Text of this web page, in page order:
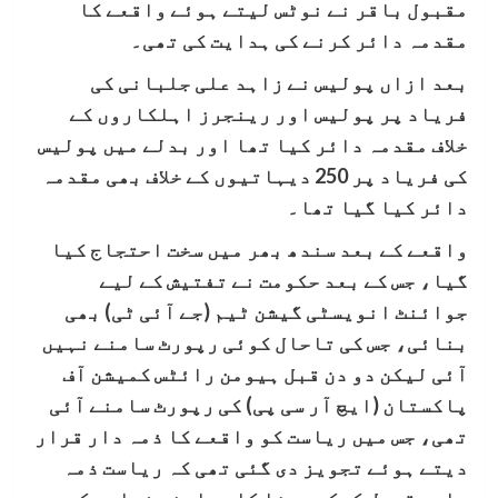
مقبول باقر نے نوٹس لیتے ہوئے واقعے کا
مقدمہ دائر کرنے کی ہدایت کی تھی۔
بعد ازاں پولیس نے زاہد علی جلبانی کی
فریاد پر پولیس اور رینجرز اہلکاروں کے
خلاف مقدمہ دائر کیا تھا اور بدلے میں پولیس
کی فریاد پر 250 دیہاتیوں کے خلاف بھی مقدمہ
دائر کیا گیا تھا۔
واقعے کے بعد سندھ بھر میں سخت احتجاج کیا
گیا، جس کے بعد حکومت نے تفتیش کے لیے
جوائنٹ انویسٹی گیشن ٹیم (جے آئی ٹی) بھی
بنائی، جس کی تاحال کوئی رپورٹ سامنے نہیں
آئی لیکن دو دن قبل ہیومن رائٹس کمیشن آف
پاکستان (ایچ آر سی پی) کی رپورٹ سامنے آئی
تھی، جس میں ریاست کو واقعے کا ذمہ دار قرار
دیتے ہوئے تجویز دی گئی تھی کہ ریاست ذمہ